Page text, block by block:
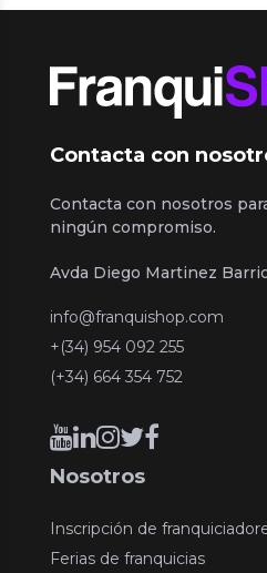
Contacta con
Contacta con nosotros
ningún compromiso.
Avda Diego Martinez
info@franquishop.com
+(34) 954 092 255
(+34) 664 354 752
Nosotros
Inscripción de
Ferias de franquicias